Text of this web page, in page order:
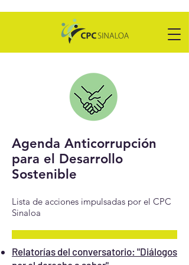
Agenda Anticorrupción
para el Desarrollo
Sostenible
Lista de acciones impulsadas por el CPC
Sinaloa
Relatorías del conversatorio: "Diálogos